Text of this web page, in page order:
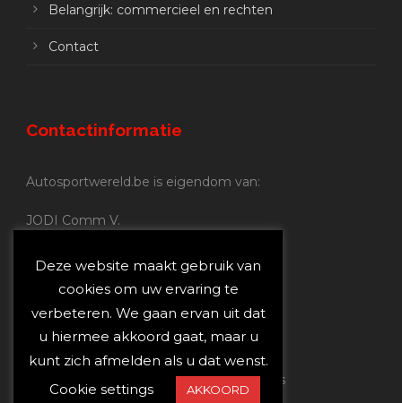
Belangrijk: commercieel en rechten
Contact
Contactinformatie
Autosportwereld.be is eigendom van:
JODI Comm V.
Nijverheidsstraat 70
2160 Wommelgem
Autosportwereld.be:
Redactie:joost@autosportwereld.be
Verantwoordelijke uitgever: Joost Custers
Deze website maakt gebruik van
cookies om uw ervaring te
verbeteren. We gaan ervan uit dat
u hiermee akkoord gaat, maar u
kunt zich afmelden als u dat wenst.
Cookie settings
AKKOORD